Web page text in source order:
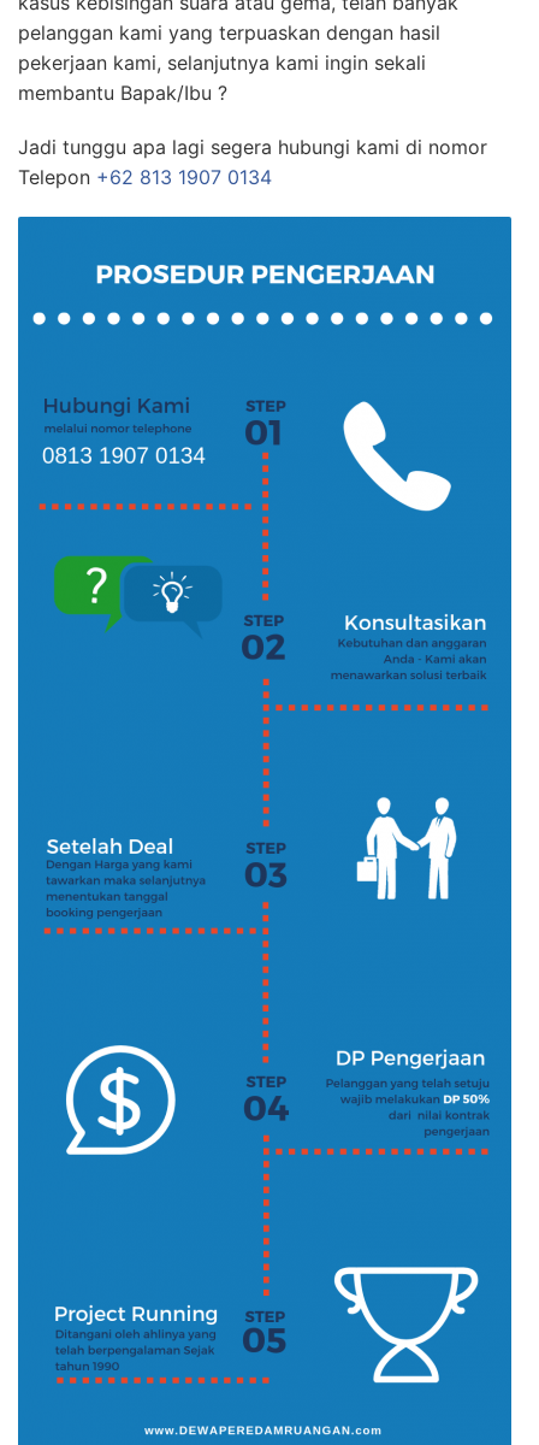
pelanggan kami yang terpuaskan dengan hasil
pekerjaan kami, selanjutnya kami ingin sekali
membantu Bapak/Ibu ?
Jadi tunggu apa lagi segera hubungi kami di nomor
Telepon +62 813 1907 0134